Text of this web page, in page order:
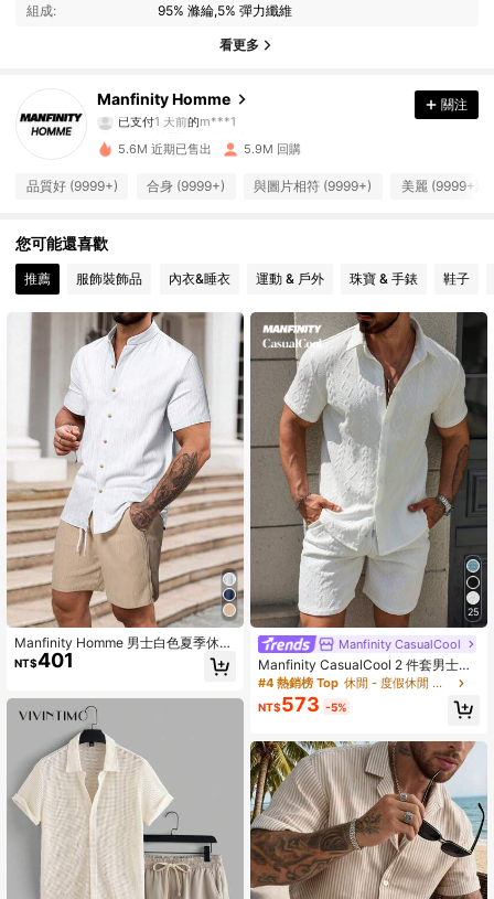
組成:
95% 滌綸,5% 彈力纖維
看更多
Manfinity Homme
4.91
已支付1 天前的m***1
h***g追蹤了10分鐘前
4.91 607K 追蹤者
4.91 607K 追蹤者
4.91 607K 追蹤者
4.91 607K 追蹤者
4.91 607K 追蹤者
4.91 607K 追蹤者
4.91 607K 追蹤者
關注
5.6M 近期已售出 5.9M 回購
品質好 (9999+) 合身 (9999+) 與圖片相符 (9999+) 美麗 (9999+)
您可能還喜歡
推薦 服飾裝飾品 內衣&睡衣 運動 & 戶外 珠寶 & 手錶 鞋子
Manfinity Homme 男士白色夏季休閒
度假兩件套，條紋短袖單排扣襯衫與
短褲套裝，老錢風時尚度假裝，正式
NT$401
25
Manfinity CasualCool
Manfinity CasualCool 2 件套男士夏
季休闲纯色纹理衬衫和短裤套装
#4 熱銷榜 Top 休閒 - 度假休閒 男士襯衫套裝
NT$573 -5%